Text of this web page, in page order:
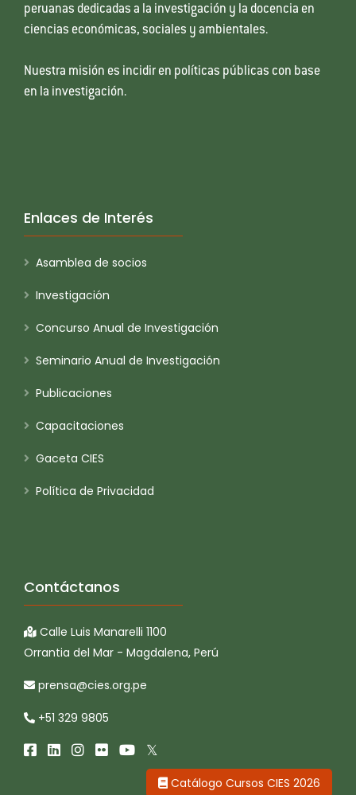
peruanas dedicadas a la investigación y la docencia en
ciencias económicas, sociales y ambientales.
Nuestra misión es incidir en políticas públicas con base
en la investigación.
Enlaces de Interés
Asamblea de socios
Investigación
Concurso Anual de Investigación
Seminario Anual de Investigación
Publicaciones
Capacitaciones
Gaceta CIES
Política de Privacidad
Contáctanos
Calle Luis Manarelli 1100
Orrantia del Mar - Magdalena, Perú
prensa@cies.org.pe
+51 329 9805
Catálogo Cursos CIES 2026